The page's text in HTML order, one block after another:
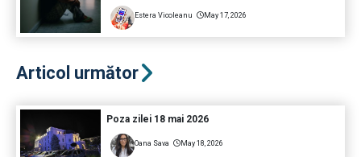
Estera Vicoleanu May 17, 2026
Articol următor
Poza zilei 18 mai 2026
Oana Sava May 18, 2026